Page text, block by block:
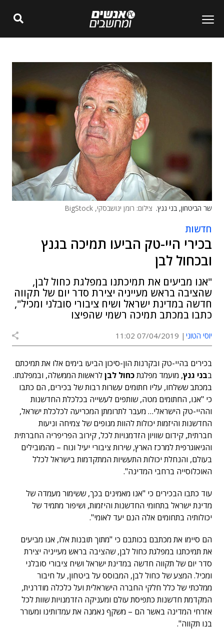
שר הביטחון, בני גנץ. צילום: רומן ינושבסקי, BigStock
חדשות
בכירי היי-טק הביעו תמיכה בגנץ
ובכחול לבן
"אנו מביעים את תמיכתנו במפלגת כחול לבן,
שהציבה בראש מעייניה יצירת סדר יום של תקווה
חדשה במדינת ישראל ושיח ציבורי סובלני ומכיל",
כתבו במכתב תמיכה רשמי שהפיצו
יוסי הטוני 07/04/2019 11:02
בכירים בהיי-טק ובקרנות הון-סיכון הביעו בימים אלו את תמיכתם
בבני גנץ, מועמד מפלגתכחול לבןלראשות הממשלה, ובמפלגתו.
במכתב ששלחו, עליו חתומים עשרות רבות של בכירים, הם כתבו
כי "אנו, החתומים מטה, שותפים לעשייה בכלכלת החדשנות
וההיי-טק הישראלי… מעבר לתרומתן המכריעה לכלכלת ישראל,
החדשנות והיזמות יכולות להוות מנופים של צמיחה וניעות
חברתית, קידום שוויון הזדמנויות לכל, קירוב הפריפריה החברתית
והגיאוגרפית למרכז הארץ, שירות ציבורי יעיל ונוח – מהמובילים
בעולם, והנחלת יכולות התעשיות המתקדמות בישראל לכלל
האוכלוסייה ברחבי המדינה".
עוד כתבו הבכירים כי "אנו מאמינים בכך, ששימור מעמדה של
מדינת ישראל בתחומי החדשנות והיזמות, ושיפור מתמיד של
יכולותיה בתחומים אלה הנם יעד לאומי".
הם סיימו את מכתבם בכותבם כי "מתוך תובנות אלו, אנו מביעים
את תמיכתנו במפלגת כחול לבן, שהציבה בראש מעייניה יצירת
סדר יום של תקווה חדשה במדינת ישראל ושיח ציבורי סובלני
ומכיל. המצע של כחול לבן, המבוסס על ביטחון, על חיבור
ממלכתי של כלל חלקי החברה הישראלית ועל כלכלה מודרנית,
המקדמת חדשנות כתפיסת עולם ומעניקה הזדמנויות שוות לכל
אזרחי המדינה באשר הם – משקף נאמנה את עמדותינו ומעורר
בנו תקווה".